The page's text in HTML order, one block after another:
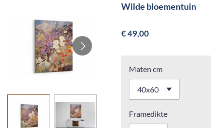
Wilde bloementuin
€ 49,00
Maten cm
Framedikte